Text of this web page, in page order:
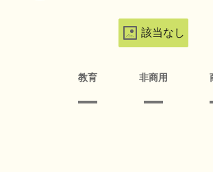
該当なし
教育 非商用